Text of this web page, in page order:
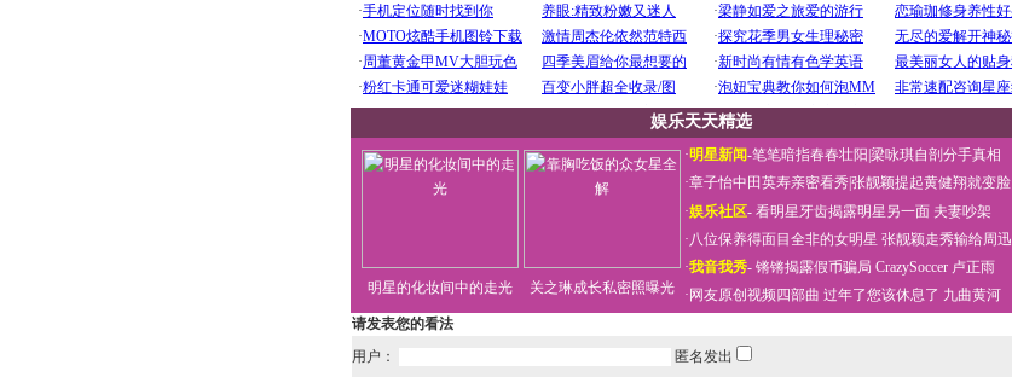
娱乐天天精选
明星的化妆间中的走光 关之琳成长私密照曝光
·明星新闻-笔笔暗指春春壮阳 梁咏琪自剖分手真相
·章子怡中田英寿亲密看秀张靓颖提起黄健翔就变脸
·娱乐社区- 看明星牙齿揭露明星另一面 夫妻吵架
·八位保养得面目全非的女明星 张靓颖走秀输给周迅
·我音我秀- 锵锵揭露假币骗局 CrazySoccer 卢正雨
· 网友原创视频四部曲 过年了您该休息了 九曲黄河
请发表您的看法
用户：
匿名发出